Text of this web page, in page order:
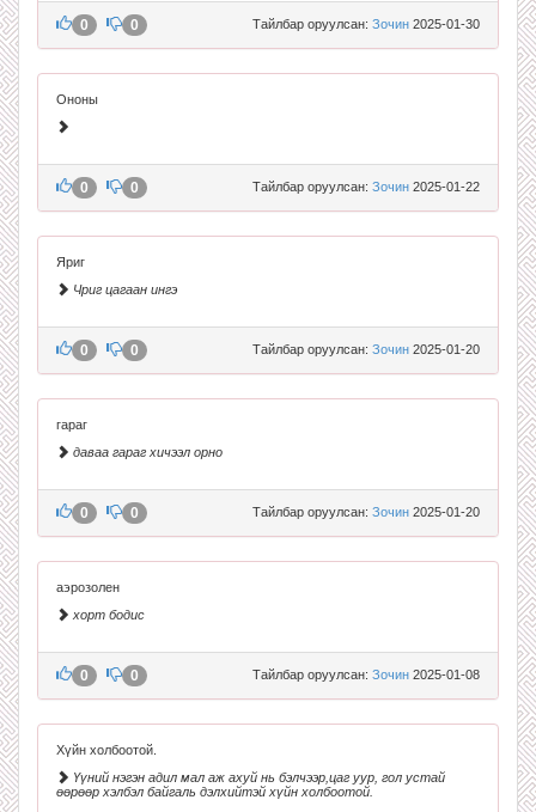
Тайлбар оруулсан: Зочин 2025-01-30
0 0
Ононы
Тайлбар оруулсан: Зочин 2025-01-22
0 0
Яриг
Чриг цагаан ингэ
Тайлбар оруулсан: Зочин 2025-01-20
0 0
гараг
даваа гараг хичээл орно
Тайлбар оруулсан: Зочин 2025-01-20
0 0
аэрозолен
хорт бодис
Тайлбар оруулсан: Зочин 2025-01-08
0 0
Хүйн холбоотой.
Үүний нэгэн адил мал аж ахуй нь бэлчээр,цаг уур, гол устай
өөрөөр хэлбэл байгаль дэлхийтэй хүйн холбоотой.